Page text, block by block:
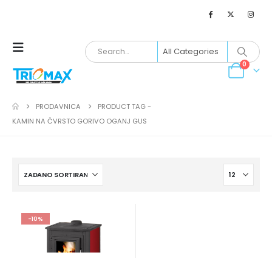
0
PRODAVNICA
PRODUCT TAG -
KAMIN NA ČVRSTO GORIVO OGANJ GUS
-10%